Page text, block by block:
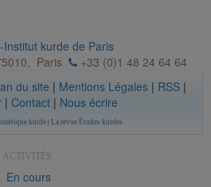
Institut kurde de Paris
, Paris
+33 (0)1 48 24 64 64
du site | Mentions Légales | RSS |
| Contact| Nous écrire
kurde| La revue Études kurdes
ACTIVITÉS
En cours